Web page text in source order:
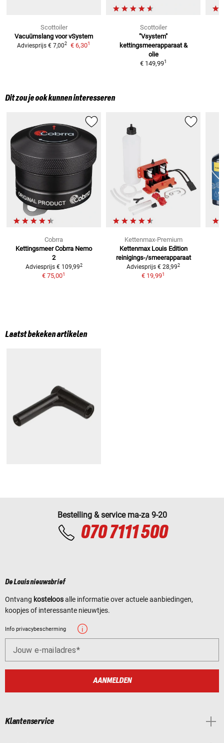
Scottoiler
Vacuümslang voor vSystem
Adviesprijs € 7,002 € 6,301
Scottoiler
"Vsystem"
kettingsmeerapparaat &
olie
€ 149,991
Dit zou je ook kunnen interesseren
Cobrra
Kettingsmeer Cobrra Nemo
2
Adviesprijs € 109,992
€ 75,001
Kettenmax-Premium
Kettenmax Louis Edition
reinigings-/smeerapparaat
Adviesprijs € 28,992
€ 19,991
Laatst bekeken artikelen
Bestelling & service ma-za 9-20
070 7111 500
De Louis nieuwsbrief
Ontvang kosteloosalle informatie over actuele aanbiedingen,
koopjes of interessante nieuwtjes.
Info privacybescherming
Jouw e-mailadres
AANMELDEN
Klantenservice